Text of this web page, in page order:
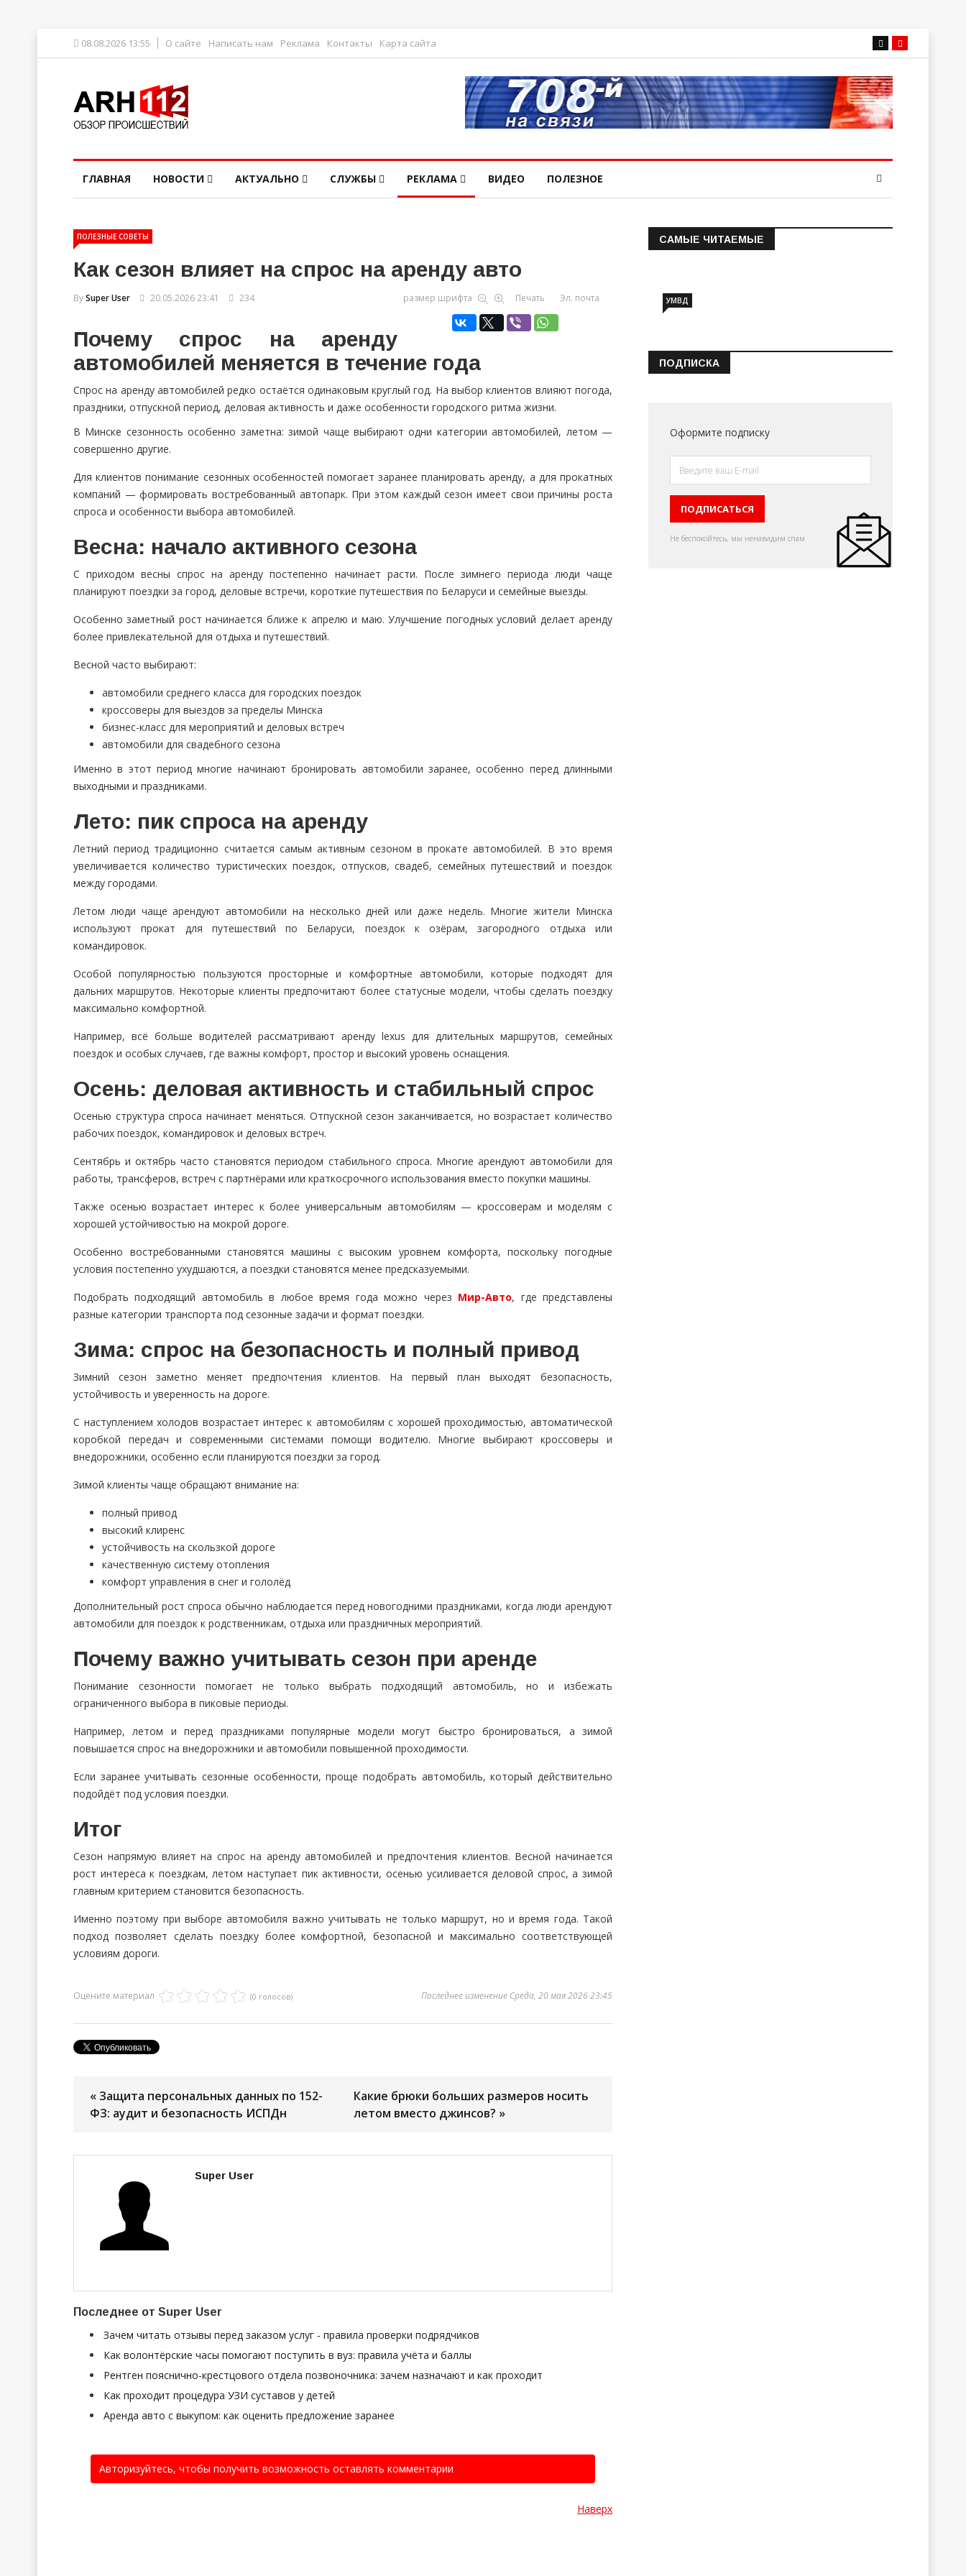
08.08.2026 13:55 О сайте Написать нам Реклама Контакты Карта сайта
ГЛАВНАЯ НОВОСТИ АКТУАЛЬНО СЛУЖБЫ РЕКЛАМА ВИДЕО ПОЛЕЗНОЕ
ПОЛЕЗНЫЕ СОВЕТЫ
Как сезон влияет на спрос на аренду авто
BySuper User 20.05.2026 23:41 234 размер шрифта Печать Эл. почта
Почему спрос на аренду
автомобилей меняется в течение года
Спрос на аренду автомобилей редко остаётся одинаковым круглый год. На выбор клиентов влияют погода,
праздники, отпускной период, деловая активность и даже особенности городского ритма жизни.
В Минске сезонность особенно заметна: зимой чаще выбирают одни категории автомобилей, летом —
совершенно другие.
Для клиентов понимание сезонных особенностей помогает заранее планировать аренду, а для прокатных
компаний — формировать востребованный автопарк. При этом каждый сезон имеет свои причины роста
спроса и особенности выбора автомобилей.
Весна: начало активного сезона
С приходом весны спрос на аренду постепенно начинает расти. После зимнего периода люди чаще
планируют поездки за город, деловые встречи, короткие путешествия по Беларуси и семейные выезды.
Особенно заметный рост начинается ближе к апрелю и маю. Улучшение погодных условий делает аренду
более привлекательной для отдыха и путешествий.
Весной часто выбирают:
автомобили среднего класса для городских поездок
кроссоверы для выездов за пределы Минска
бизнес-класс для мероприятий и деловых встреч
автомобили для свадебного сезона
Именно в этот период многие начинают бронировать автомобили заранее, особенно перед длинными
выходными и праздниками.
Лето: пик спроса на аренду
Летний период традиционно считается самым активным сезоном в прокате автомобилей. В это время
увеличивается количество туристических поездок, отпусков, свадеб, семейных путешествий и поездок
между городами.
Летом люди чаще арендуют автомобили на несколько дней или даже недель. Многие жители Минска
используют прокат для путешествий по Беларуси, поездок к озёрам, загородного отдыха или
командировок.
Особой популярностью пользуются просторные и комфортные автомобили, которые подходят для
дальних маршрутов. Некоторые клиенты предпочитают более статусные модели, чтобы сделать поездку
максимально комфортной.
Например, всё больше водителей рассматривают аренду lexus для длительных маршрутов, семейных
поездок и особых случаев, где важны комфорт, простор и высокий уровень оснащения.
Осень: деловая активность и стабильный спрос
Осенью структура спроса начинает меняться. Отпускной сезон заканчивается, но возрастает количество
рабочих поездок, командировок и деловых встреч.
Сентябрь и октябрь часто становятся периодом стабильного спроса. Многие арендуют автомобили для
работы, трансферов, встреч с партнёрами или краткосрочного использования вместо покупки машины.
Также осенью возрастает интерес к более универсальным автомобилям — кроссоверам и моделям с
хорошей устойчивостью на мокрой дороге.
Особенно востребованными становятся машины с высоким уровнем комфорта, поскольку погодные
условия постепенно ухудшаются, а поездки становятся менее предсказуемыми.
Подобрать подходящий автомобиль в любое время года можно через Мир-Авто, где представлены
разные категории транспорта под сезонные задачи и формат поездки.
Зима: спрос на безопасность и полный привод
Зимний сезон заметно меняет предпочтения клиентов. На первый план выходят безопасность,
устойчивость и уверенность на дороге.
С наступлением холодов возрастает интерес к автомобилям с хорошей проходимостью, автоматической
коробкой передач и современными системами помощи водителю. Многие выбирают кроссоверы и
внедорожники, особенно если планируются поездки за город.
Зимой клиенты чаще обращают внимание на:
полный привод
высокий клиренс
устойчивость на скользкой дороге
качественную систему отопления
комфорт управления в снег и гололёд
Дополнительный рост спроса обычно наблюдается перед новогодними праздниками, когда люди арендуют
автомобили для поездок к родственникам, отдыха или праздничных мероприятий.
Почему важно учитывать сезон при аренде
Понимание сезонности помогает не только выбрать подходящий автомобиль, но и избежать
ограниченного выбора в пиковые периоды.
Например, летом и перед праздниками популярные модели могут быстро бронироваться, а зимой
повышается спрос на внедорожники и автомобили повышенной проходимости.
Если заранее учитывать сезонные особенности, проще подобрать автомобиль, который действительно
подойдёт под условия поездки.
Итог
Сезон напрямую влияет на спрос на аренду автомобилей и предпочтения клиентов. Весной начинается
рост интереса к поездкам, летом наступает пик активности, осенью усиливается деловой спрос, а зимой
главным критерием становится безопасность.
Именно поэтому при выборе автомобиля важно учитывать не только маршрут, но и время года. Такой
подход позволяет сделать поездку более комфортной, безопасной и максимально соответствующей
условиям дороги.
Оцените материал (0 голосов) Последнее изменение Среда, 20 мая 2026 23:45
« Защита персональных данных по 152-
ФЗ: аудит и безопасность ИСПДн
Какие брюки больших размеров носить
летом вместо джинсов? »
Super User
Последнее от Super User
Зачем читать отзывы перед заказом услуг - правила проверки подрядчиков
Как волонтёрские часы помогают поступить в вуз: правила учёта и баллы
Рентген пояснично-крестцового отдела позвоночника: зачем назначают и как проходит
Как проходит процедура УЗИ суставов у детей
Аренда авто с выкупом: как оценить предложение заранее
Авторизуйтесь, чтобы получить возможность оставлять комментарии
Наверх
САМЫЕ ЧИТАЕМЫЕ
Информация о состоянии
УМВД
ПОДПИСКА
Оформите подписку
Не беспокойтесь, мы ненавидим спам